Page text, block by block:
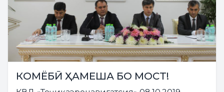
КОМЁБӢ ҲАМЕША БО МОСТ!